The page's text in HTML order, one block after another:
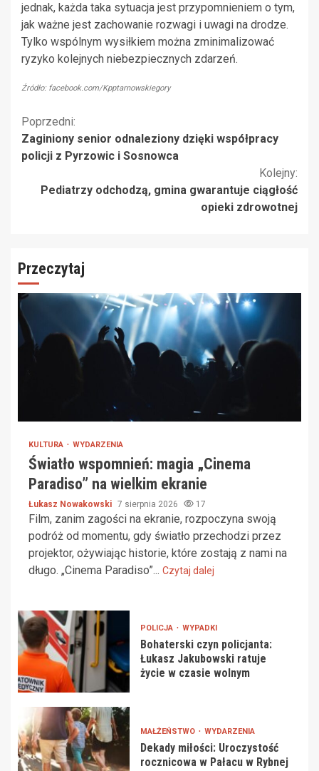
jednak, każda taka sytuacja jest przypomnieniem o tym,
jak ważne jest zachowanie rozwagi i uwagi na drodze.
Tylko wspólnym wysiłkiem można zminimalizować
ryzyko kolejnych niebezpiecznych zdarzeń.
Źródło: facebook.com/Kpptarnowskiegory
Kontynuuj
czytanie
Poprzedni:
Zaginiony senior odnaleziony dzięki współpracy
policji z Pyrzowic i Sosnowca
Kolejny:
Pediatrzy odchodzą, gmina gwarantuje ciągłość
opieki zdrowotnej
Przeczytaj
KULTURA WYDARZENIA
Światło wspomnień: magia „Cinema
Paradiso” na wielkim ekranie
Łukasz Nowakowski 7 sierpnia 2026 17
Film, zanim zagości na ekranie, rozpoczyna swoją
podróż od momentu, gdy światło przechodzi przez
projektor, ożywiając historie, które zostają z nami na
długo. „Cinema Paradiso”... Czytaj dalej
POLICJA WYPADKI
Bohaterski czyn policjanta:
Łukasz Jakubowski ratuje
życie w czasie wolnym
MAŁŻEŃSTWO WYDARZENIA
Dekady miłości: Uroczystość
rocznicowa w Pałacu w Rybnej